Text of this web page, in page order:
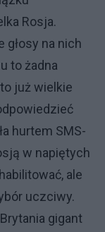
Rosja.
głosy na nich
to żadna
już wielkie
hurtem SMS-
w napiętych
ale
uczciwy.
gigant